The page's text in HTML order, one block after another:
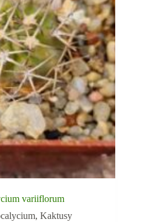
variiflorum
,Kaktusy